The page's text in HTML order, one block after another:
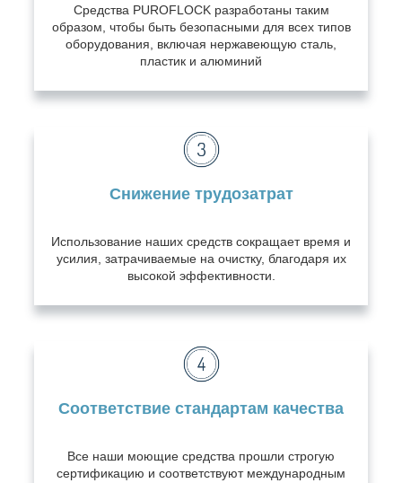
Средства PUROFLOCK разработаны таким
образом, чтобы быть безопасными для всех типов
оборудования, включая нержавеющую сталь,
пластик и алюминий
Снижение трудозатрат
Использование наших средств сокращает время и
усилия, затрачиваемые на очистку, благодаря их
высокой эффективности.
Соответствие стандартам качества
Все наши моющие средства прошли строгую
сертификацию и соответствуют международным